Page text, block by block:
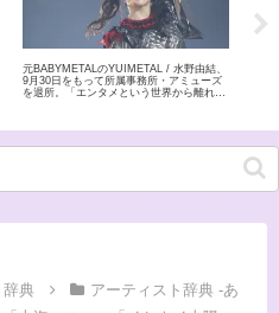
元BABYMETALのYUIMETAL / 水野由結、
9月30日をもって所属事務所・アミューズ
を退所。「エンタメという世界から離れて
典
アーティスト辞典 -あ